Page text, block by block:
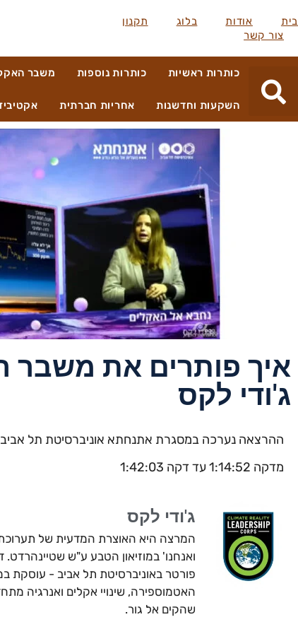
בית אודות בלוג
תקנון
צור קשר
כותרות ראשיות כותרות נוספות משבר
השקעות וחדשנות אחריות חברתית
איך פותרים את משבר
ג'ודי לקס
ההרצאה נערכה במסגרת אתנחתא אוניברסיטת תל אביב בתאריך
מדקה 1:14:52 עד דקה 1:42:03
ג'ודי לקס
המרצה היא האוצרת המדעית של
ואנחנו' במוזיאון הטבע ע"ש
פורטר באוניברסיטת תל אביב - עוסקת
שהקים אל גור.